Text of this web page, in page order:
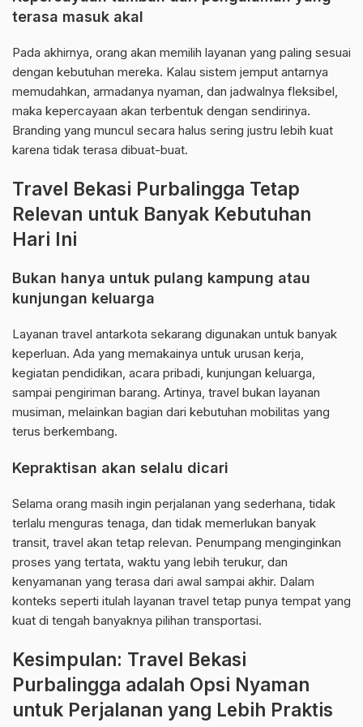
terasa masuk akal
Pada akhirnya, orang akan memilih layanan yang paling sesuai
dengan kebutuhan mereka. Kalau sistem jemput antarnya
memudahkan, armadanya nyaman, dan jadwalnya fleksibel,
maka kepercayaan akan terbentuk dengan sendirinya.
Branding yang muncul secara halus sering justru lebih kuat
karena tidak terasa dibuat-buat.
Travel Bekasi Purbalingga Tetap
Relevan untuk Banyak Kebutuhan
Hari Ini
Bukan hanya untuk pulang kampung atau
kunjungan keluarga
Layanan travel antarkota sekarang digunakan untuk banyak
keperluan. Ada yang memakainya untuk urusan kerja,
kegiatan pendidikan, acara pribadi, kunjungan keluarga,
sampai pengiriman barang. Artinya, travel bukan layanan
musiman, melainkan bagian dari kebutuhan mobilitas yang
terus berkembang.
Kepraktisan akan selalu dicari
Selama orang masih ingin perjalanan yang sederhana, tidak
terlalu menguras tenaga, dan tidak memerlukan banyak
transit, travel akan tetap relevan. Penumpang menginginkan
proses yang tertata, waktu yang lebih terukur, dan
kenyamanan yang terasa dari awal sampai akhir. Dalam
konteks seperti itulah layanan travel tetap punya tempat yang
kuat di tengah banyaknya pilihan transportasi.
Kesimpulan: Travel Bekasi
Purbalingga adalah Opsi Nyaman
untuk Perjalanan yang Lebih Praktis